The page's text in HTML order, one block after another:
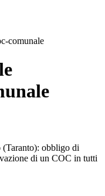
comunale
obbligo di
di un COC in tutti